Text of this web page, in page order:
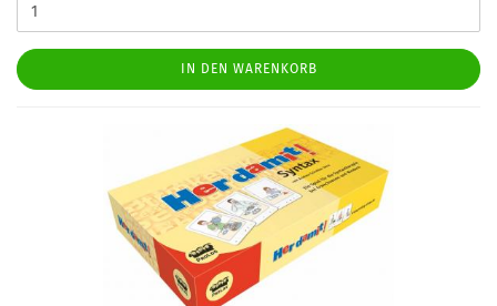
IN DEN WARENKORB